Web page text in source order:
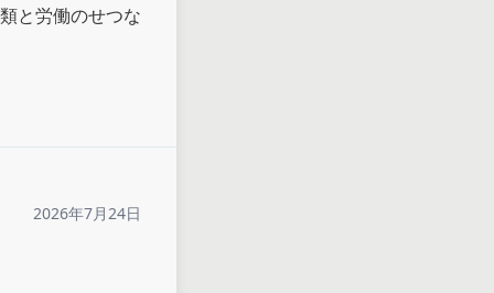
と労働のせつな
2026年7月24日